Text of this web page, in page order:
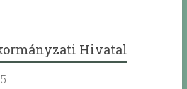
Hivatal